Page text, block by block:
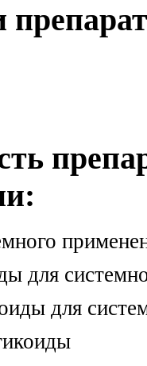
для
для